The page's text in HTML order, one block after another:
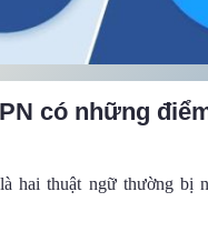
có những
hai thuật ngữ thường bị